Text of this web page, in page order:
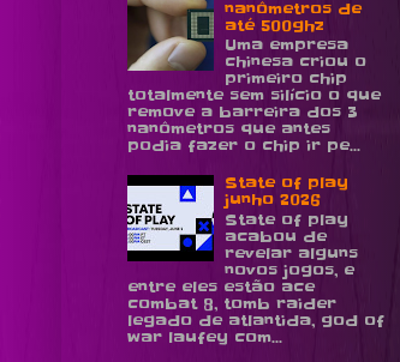
nanômetros de
até 500ghz
Uma empresa
chinesa criou o
primeiro chip
totalmente sem silício o que
remove a barreira dos 3
nanômetros que antes
podia fazer o chip ir pe...
State of play
junho 2026
State of play
acabou de
revelar alguns
novos jogos, e
entre eles estão ace
combat 8, tomb raider
legado de atlantida, god of
war laufey com...